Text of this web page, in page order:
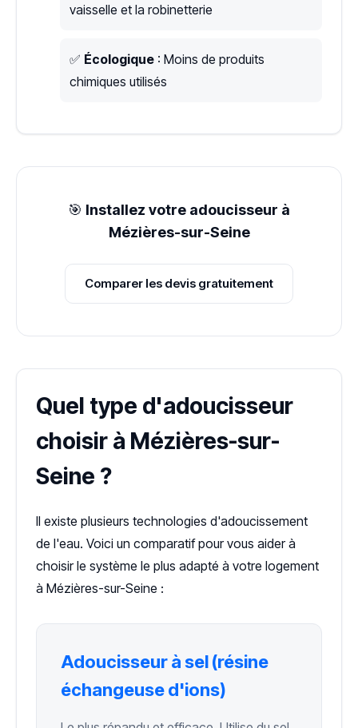
vaisselle et la robinetterie
✅ Écologique : Moins de produits
chimiques utilisés
🎯 Installez votre adoucisseur à
Mézières-sur-Seine
Comparer les devis gratuitement
Quel type d'adoucisseur
choisir à Mézières-sur-
Seine ?
Il existe plusieurs technologies d'adoucissement
de l'eau. Voici un comparatif pour vous aider à
choisir le système le plus adapté à votre logement
à Mézières-sur-Seine :
Adoucisseur à sel (résine
échangeuse d'ions)